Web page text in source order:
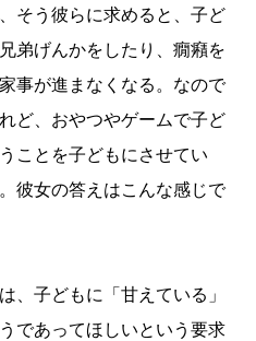
そう彼らに求めると、子ど
弟げんかをしたり、癇癪を
事が進まなくなる。なので
ど、おやつやゲームで子ど
ことを子どもにさせてい
彼女の答えはこんな感じで
、子どもに「甘えている」
であってほしいという要求